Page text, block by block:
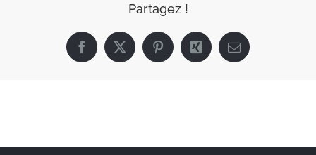
Partagez !
Facebook
X PinterestXing Email